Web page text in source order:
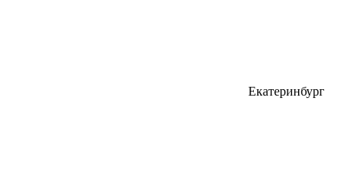
Екатеринбург